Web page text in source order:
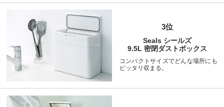
3位
Seals シールズ
9.5L 密閉ダストボックス
コンパクトサイズでどんな場所にも
ピッタリ収まる。